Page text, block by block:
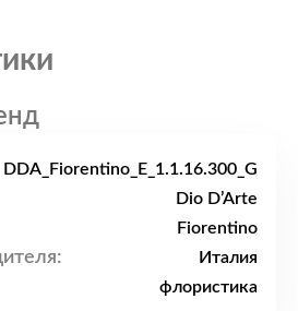
DDA_Fiorentino_E_1.1.16.300_G
Dio D’Arte
Fiorentino
Италия
флористика